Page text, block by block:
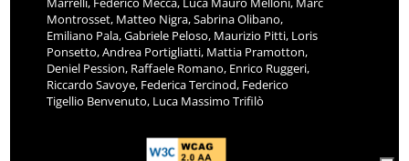
Montrosset, Matteo Nigra, Sabrina Olibano,
Emiliano Pala, Gabriele Peloso, Maurizio Pitti, Loris
Ponsetto, Andrea Portigliatti, Mattia Pramotton,
Deniel Pession, Raffaele Romano, Enrico Ruggeri,
Riccardo Savoye, Federica Tercinod, Federico
Tigellio Benvenuto, Luca Massimo Trifilò